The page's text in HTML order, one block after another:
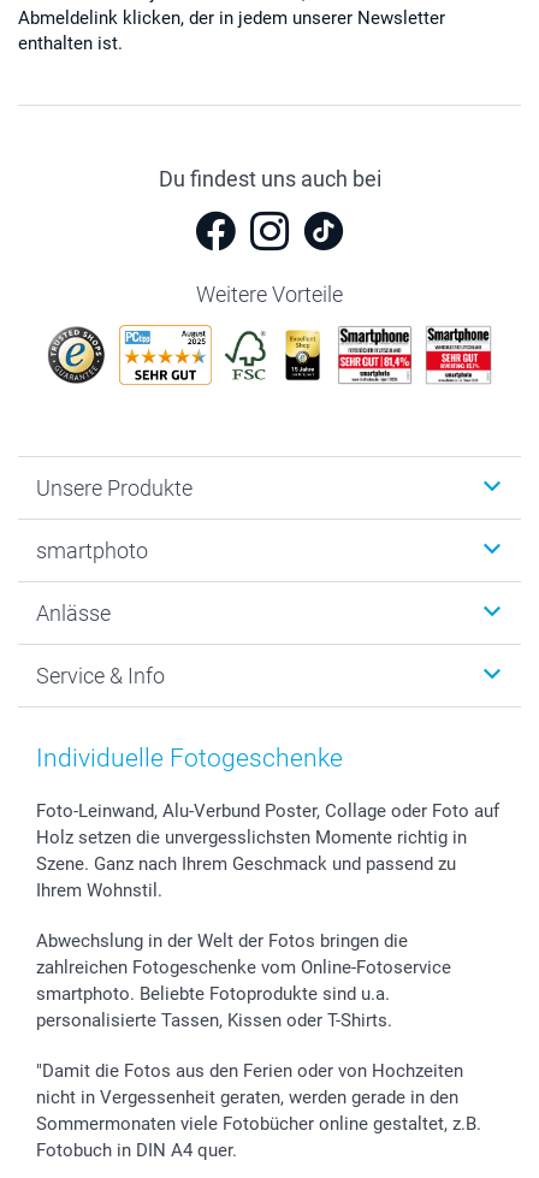
Abmeldelink klicken, der in jedem unserer Newsletter
enthalten ist.
Du findest uns auch bei
Weitere Vorteile
Unsere Produkte
Fotogeschenke
MyNameBook
Fotoabzüge, Fotos als Buch & Poster
Zubehör & Material
Sticker & Etiketten
Geschenk-Gutscheine (PDF)
smartphoto
Warum smartphoto
Datenschutz
AGB
Presse
Partnerprogramme
Investor Relations
Widerrufsrecht
Anlässe
Neujahr
Muttertag
Kommunion & Konfirmation
Hochzeit
Geburtstag
Zu allen Anlässen
Service & Info
Anmelden /Registrieren
Lieferfristen
72h Lieferung
Zahlungsmöglichkeiten
Status der Bestellung
smartfriends
smartgarantie
smartbonus
Individuelle Fotogeschenke
Foto-Leinwand, Alu-Verbund Poster, Collage oder Foto auf
Holz setzen die unvergesslichsten Momente richtig in
Szene. Ganz nach Ihrem Geschmack und passend zu
Ihrem Wohnstil.
Abwechslung in der Welt der Fotos bringen die
zahlreichen Fotogeschenke vom Online-Fotoservice
smartphoto. Beliebte Fotoprodukte sind u.a.
personalisierte Tassen, Kissen oder T-Shirts.
"Damit die Fotos aus den Ferien oder von Hochzeiten
nicht in Vergessenheit geraten, werden gerade in den
Sommermonaten viele Fotobücher online gestaltet, z.B.
Fotobuch in DIN A4 quer.